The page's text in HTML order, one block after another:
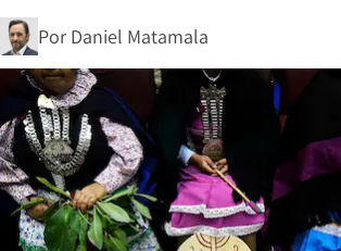
Por Daniel Matamala